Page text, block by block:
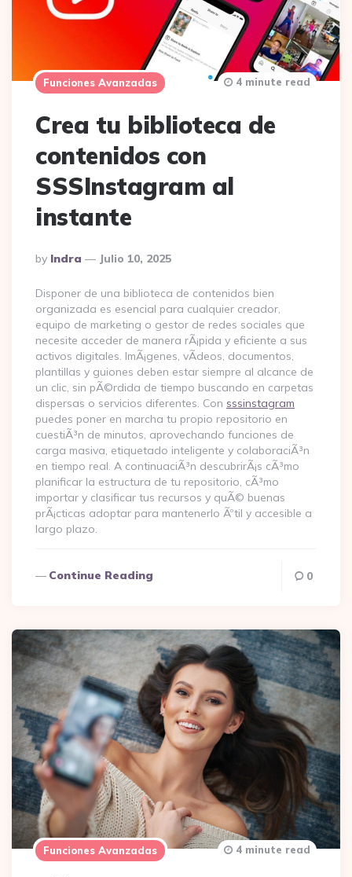
Funciones Avanzadas
Crea tu biblioteca de
contenidos con
SSSInstagram al
instante
Posted
By
By Indra Julio 10, 2025
4 minute read
Disponer de una biblioteca de contenidos bien
organizada es esencial para cualquier creador,
equipo de marketing o gestor de redes sociales que
necesite acceder de manera rÃ¡pida y eficiente a sus
activos digitales. ImÃ¡genes, vÃ­deos, documentos,
plantillas y guiones deben estar siempre al alcance de
un clic, sin pÃ©rdida de tiempo buscando en carpetas
dispersas o servicios diferentes. Con sssinstagram
puedes poner en marcha tu propio repositorio en
cuestiÃ³n de minutos, aprovechando funciones de
carga masiva, etiquetado inteligente y colaboraciÃ³n
en tiempo real. A continuaciÃ³n descubrirÃ¡s cÃ³mo
planificar la estructura de tu repositorio, cÃ³mo
importar y clasificar tus recursos y quÃ© buenas
prÃ¡cticas adoptar para mantenerlo Ãºtil y accesible a
largo plazo.
Continue Reading 0
Funciones Avanzadas 4 minute read